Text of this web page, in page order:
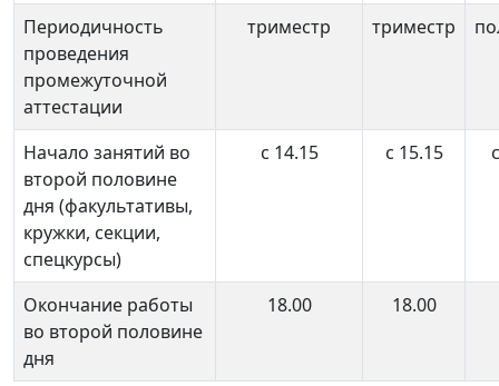
Периодичность
проведения
промежуточной
аттестации
триместр триместр
Начало занятий во
второй половине
дня (факультативы,
кружки, секции,
спецкурсы)
c 14.15 c 15.15
Окончание работы
во второй половине
дня
18.00 18.00